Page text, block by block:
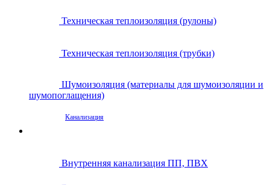
Техническая теплоизоляция (рулоны)
Техническая теплоизоляция (трубки)
Шумоизоляция (материалы для шумоизоляции и
шумопоглащения)
Канализация
Внутренняя канализация ПП, ПВХ